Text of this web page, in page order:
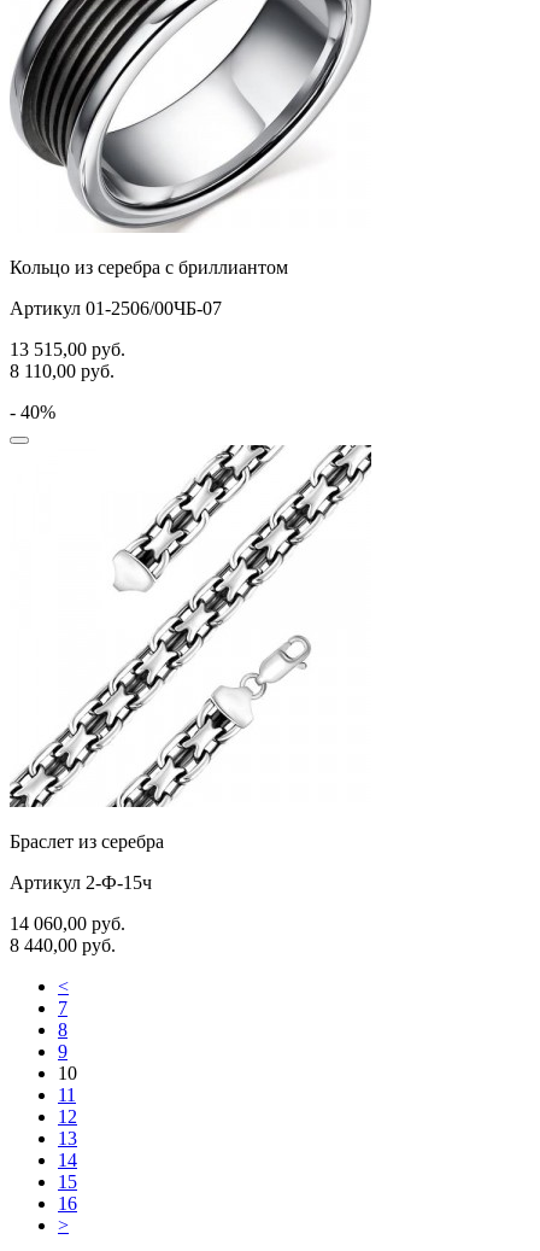
Кольцо из серебра с бриллиантом
Артикул 01-2506/00ЧБ-07
13 515,00 руб.
8 110,00 руб.
- 40%
Браслет из серебра
Артикул 2-Ф-15ч
14 060,00 руб.
8 440,00 руб.
<
7
8
9
10
11
12
13
14
15
16
>